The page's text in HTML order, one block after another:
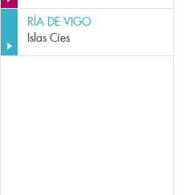
RÍA DE VIGO
Islas Cíes